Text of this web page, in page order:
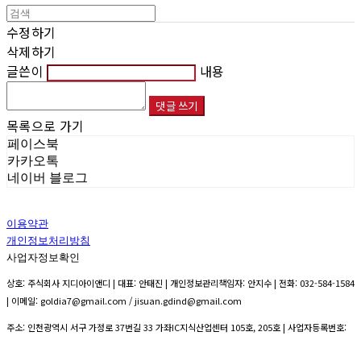
수정하기
삭제하기
글쓴이
내용
댓글 쓰기
목록으로 가기
페이스북
카카오톡
네이버 블로그
이용약관
개인정보처리방침
사업자정보확인
상호: 주식회사 지디아이앤디 | 대표: 안태진 | 개인정보관리책임자: 안지수 | 전화: 032-584-1584
| 이메일: goldia7@gmail.com / jisuan.gdind@gmail.com
주소: 인천광역시 서구 가정로 37번길 33 가좌IC지식산업센터 105호, 205호 | 사업자등록번호: